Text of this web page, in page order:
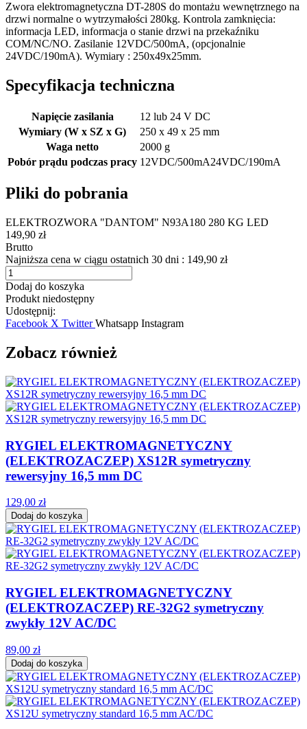
Zwora elektromagnetyczna DT-280S do montażu wewnętrznego na
drzwi normalne o wytrzymałości 280kg. Kontrola zamknięcia:
informacja LED, informacja o stanie drzwi na przekaźniku
COM/NC/NO. Zasilanie 12VDC/500mA, (opcjonalnie
24VDC/190mA). Wymiary : 250x49x25mm.
Specyfikacja techniczna
Napięcie zasilania
12 lub 24 V DC
Wymiary (W x SZ x G)
250 x 49 x 25 mm
Waga netto
2000 g
Pobór prądu podczas pracy 12VDC/500mA24VDC/190mA
Pliki do pobrania
ELEKTROZWORA "DANTOM" N93A180 280 KG LED
149,90 zł
Brutto
Najniższa cena w ciągu ostatnich 30 dni : 149,90 zł
Dodaj do koszyka
Produkt niedostępny
Udostępnij:
Facebook X Twitter Whatsapp Instagram
Zobacz również
RYGIEL ELEKTROMAGNETYCZNY
(ELEKTROZACZEP) XS12R symetryczny
rewersyjny 16,5 mm DC
129,00 zł
Dodaj do koszyka
RYGIEL ELEKTROMAGNETYCZNY
(ELEKTROZACZEP) RE-32G2 symetryczny
zwykły 12V AC/DC
89,00 zł
Dodaj do koszyka